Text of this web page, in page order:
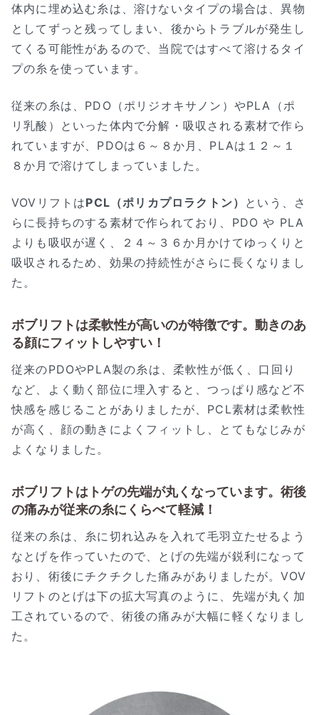
体内に埋め込む糸は、溶けないタイプの場合は、異物
としてずっと残ってしまい、後からトラブルが発生し
てくる可能性があるので、当院ではすべて溶けるタイ
プの糸を使っています。
従来の糸は、PDO（ポリジオキサノン）やPLA（ポ
リ乳酸）といった体内で分解・吸収される素材で作ら
れていますが、PDOは６～８か月、PLAは１２～１
８か月で溶けてしまっていました。
VOVリフトはPCL（ポリカプロラクトン） という、さ
らに長持ちのする素材で作られており、PDO や PLA
よりも吸収が遅く、２４～３６か月かけてゆっくりと
吸収されるため、効果の持続性がさらに長くなりまし
た。
ボブリフトは柔軟性が高いのが特徴です。動きのあ
る顔にフィットしやすい！
従来のPDOやPLA製の糸は、柔軟性が低く、口回り
など、よく動く部位に埋入すると、つっぱり感など不
快感を感じることがありましたが、PCL素材は柔軟性
が高く、顔の動きによくフィットし、とてもなじみが
よくなりました。
ボブリフトはトゲの先端が丸くなっています。術後
の痛みが従来の糸にくらべて軽減！
従来の糸は、糸に切れ込みを入れて毛羽立たせるよう
なとげを作っていたので、とげの先端が鋭利になって
おり、術後にチクチクした痛みがありましたが。VOV
リフトのとげは下の拡大写真のように、先端が丸く加
工されているので、術後の痛みが大幅に軽くなりまし
た。